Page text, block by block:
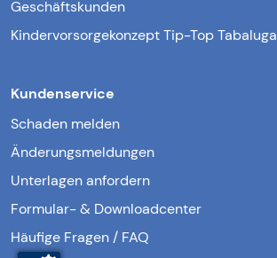
Geschäftskunden
Kindervorsorgekonzept Tip-Top Tabaluga
Kundenservice
Schaden melden
Änderungsmeldungen
Unterlagen anfordern
Formular- & Downloadcenter
Häufige Fragen / FAQ